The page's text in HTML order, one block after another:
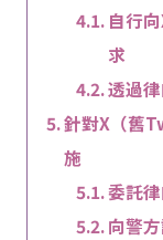
自行
求
透過
針對X（舊
施
委託
向警